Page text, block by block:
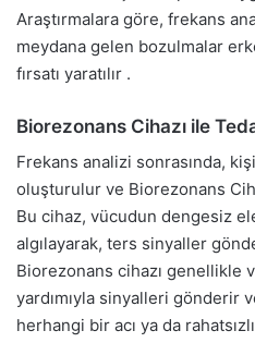
Araştırmalara göre, frekans
meydana gelen bozulmalar
fırsatı yaratılır .
Biorezonans Cihazı ile
Frekans analizi sonrasında,
oluşturulur ve Biorezonans
Bu cihaz, vücudun dengesiz
algılayarak, ters sinyaller
Biorezonans cihazı genellikle
yardımıyla sinyalleri gönderir
herhangi bir acı ya da